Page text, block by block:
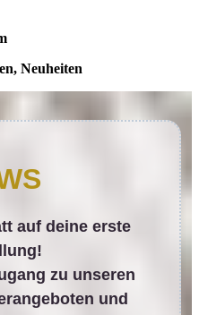
Neuheiten
auf deine erste
zu unseren
und